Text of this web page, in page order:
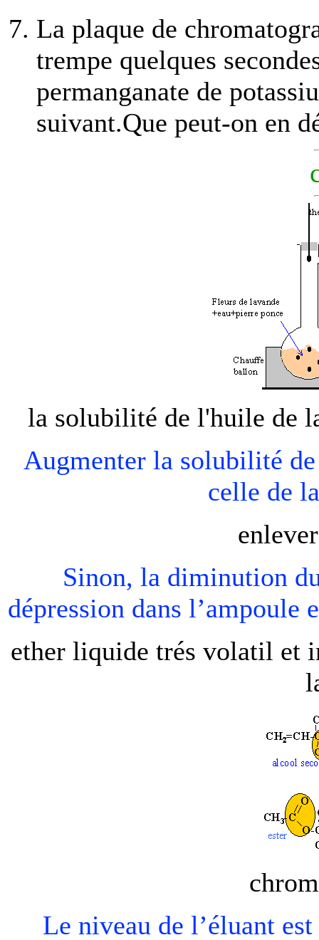
La plaque de
trempe quelques
permanganate de
suivant.Que peut-on en
la solubilité de l'huile de
Augmenter la solubilité
celle de
Sinon, la diminution
dépression dans l’ampoule
ether liquide trés volatil et
Le niveau de l’éluant